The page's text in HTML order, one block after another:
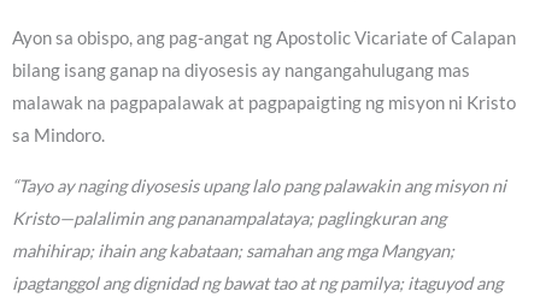
Ayon sa obispo, ang pag-angat ng Apostolic Vicariate of Calapan
bilang isang ganap na diyosesis ay nangangahulugang mas
malawak na pagpapalawak at pagpapaigting ng misyon ni Kristo
sa Mindoro.
“Tayo ay naging diyosesis upang lalo pang palawakin ang misyon ni
Kristo—palalimin ang pananampalataya; paglingkuran ang
mahihirap; ihain ang kabataan; samahan ang mga Mangyan;
ipagtanggol ang dignidad ng bawat tao at ng pamilya; itaguyod ang